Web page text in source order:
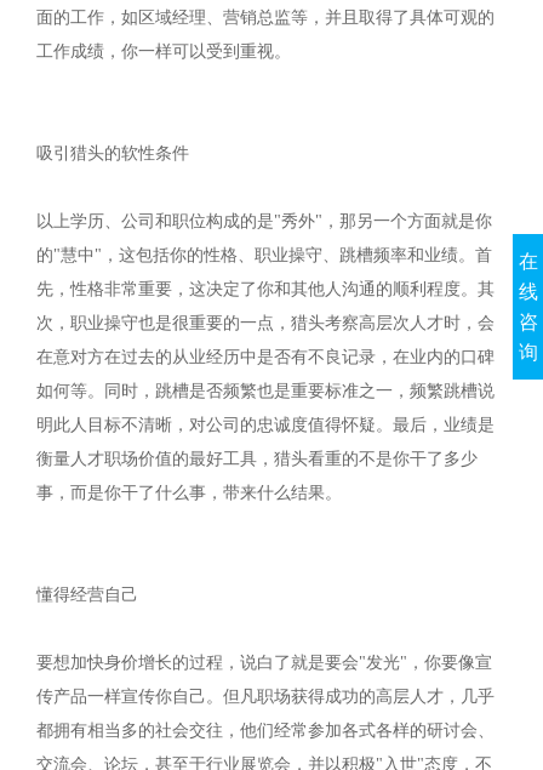
面的工作，如区域经理、营销总监等，并且取得了具体可观的
工作成绩，你一样可以受到重视。
吸引猎头的软性条件
以上学历、公司和职位构成的是"秀外"，那另一个方面就是你
的"慧中"，这包括你的性格、职业操守、跳槽频率和业绩。首
先，性格非常重要，这决定了你和其他人沟通的顺利程度。其
次，职业操守也是很重要的一点，猎头考察高层次人才时，会
在意对方在过去的从业经历中是否有不良记录，在业内的口碑
如何等。同时，跳槽是否频繁也是重要标准之一，频繁跳槽说
明此人目标不清晰，对公司的忠诚度值得怀疑。最后，业绩是
衡量人才职场价值的最好工具，猎头看重的不是你干了多少
事，而是你干了什么事，带来什么结果。
懂得经营自己
要想加快身价增长的过程，说白了就是要会"发光"，你要像宣
传产品一样宣传你自己。但凡职场获得成功的高层人才，几乎
都拥有相当多的社会交往，他们经常参加各式各样的研讨会、
交流会、论坛，甚至于行业展览会，并以积极"入世"态度，不
在
线
咨
询